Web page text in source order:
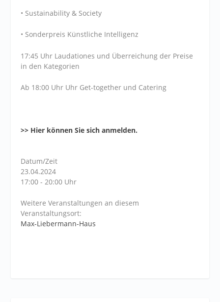
• Sustainability & Society
• Sonderpreis Künstliche Intelligenz
17:45 Uhr Laudationes und Überreichung der Preise
in den Kategorien
Ab 18:00 Uhr Uhr Get-together und Catering
>> Hier können Sie sich anmelden.
Datum/Zeit
23.04.2024
17:00 - 20:00 Uhr
Weitere Veranstaltungen an diesem
Veranstaltungsort:
Max-Liebermann-Haus